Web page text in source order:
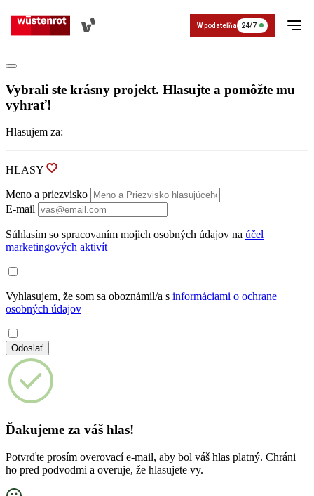
W podateľňa 24/7
Poistenie
Cestovné
poistenie
Poistenia
na mieru
Povinné zmluvné poistenie pre vozidlá
O nás a
Organizácia
Základné údaje o Wüstenrot
Kontakt
Vybrali ste krásny projekt. Hlasujte a pomôžte mu
vyhrať!
Hlasujem za:
HLASY
Meno a priezvisko
E-mail
Súhlasím so spracovaním mojich osobných údajov na účel
marketingových aktivít
Vyhlasujem, že som sa oboznámil/a s informáciami o ochrane
osobných údajov
Odoslať
Ďakujeme za váš hlas!
Potvrďte prosím overovací e-mail, aby bol váš hlas platný. Chráni
ho pred podvodmi a overuje, že hlasujete vy.